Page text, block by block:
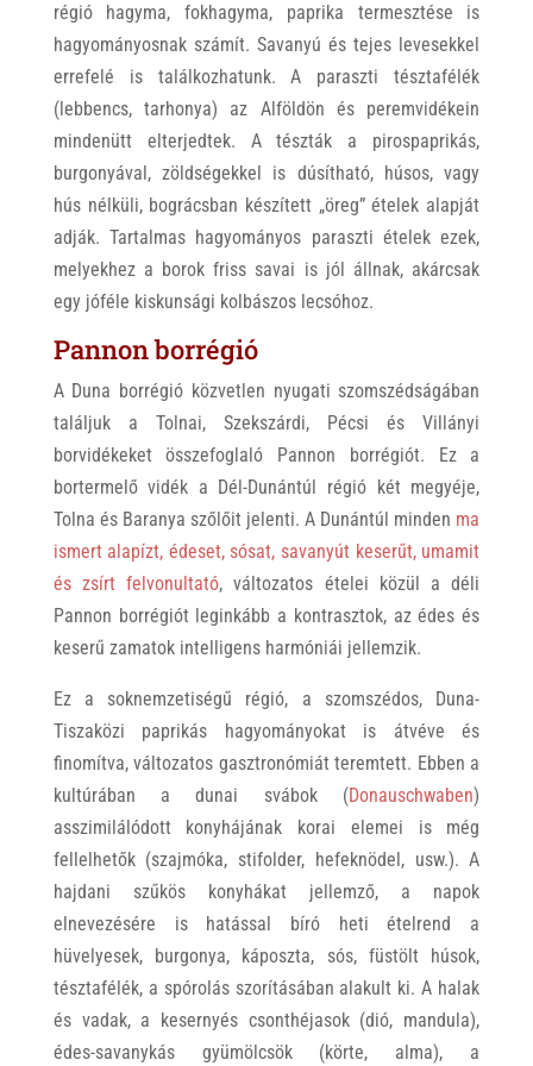
régió hagyma, fokhagyma, paprika termesztése is
hagyományosnak számít. Savanyú és tejes levesekkel
errefelé is találkozhatunk. A paraszti tésztafélék
(lebbencs, tarhonya) az Alföldön és peremvidékein
mindenütt elterjedtek. A tészták a pirospaprikás,
burgonyával, zöldségekkel is dúsítható, húsos, vagy
hús nélküli, bográcsban készített „öreg” ételek alapját
adják. Tartalmas hagyományos paraszti ételek ezek,
melyekhez a borok friss savai is jól állnak, akárcsak
egy jóféle kiskunsági kolbászos lecsóhoz.
Pannon borrégió
A Duna borrégió közvetlen nyugati szomszédságában
találjuk a Tolnai, Szekszárdi, Pécsi és Villányi
borvidékeket összefoglaló Pannon borrégiót. Ez a
bortermelő vidék a Dél-Dunántúl régió két megyéje,
Tolna és Baranya szőlőit jelenti. A Dunántúl minden ma
ismert alapízt, édeset, sósat, savanyút keserűt, umamit
és zsírt felvonultató, változatos ételei közül a déli
Pannon borrégiót leginkább a kontrasztok, az édes és
keserű zamatok intelligens harmóniái jellemzik.
Ez a soknemzetiségű régió, a szomszédos, Duna-
Tiszaközi paprikás hagyományokat is átvéve és
finomítva, változatos gasztronómiát teremtett. Ebben a
kultúrában a dunai svábok (Donauschwaben)
asszimilálódott konyhájának korai elemei is még
fellelhetők (szajmóka, stifolder, hefeknödel, usw.). A
hajdani szűkös konyhákat jellemző, a napok
elnevezésére is hatással bíró heti ételrend a
hüvelyesek, burgonya, káposzta, sós, füstölt húsok,
tésztafélék, a spórolás szorításában alakult ki. A halak
és vadak, a kesernyés csonthéjasok (dió, mandula),
édes-savanykás gyümölcsök (körte, alma), a